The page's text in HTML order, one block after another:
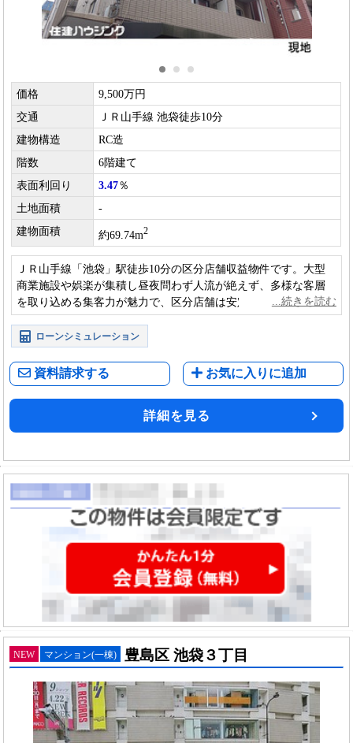
価格
9,500万円
交通
ＪＲ山手線 池袋徒歩10分
建物構造
RC造
階数
6階建て
表面利回り
3.47％
土地面積
-
建物面積
約69.74m2
ＪＲ山手線「池袋」駅徒歩10分の区分店舗収益物件です。大型
商業施設や娯楽が集積し昼夜問わず人流が絶えず、多様な客層
を取り込める集客力が魅力で、区分店舗は安定したテナント需
要と賃料収入により収益性が期待できる投資物件です。
ローンシミュレーション
資料請求する お気に入りに追加
詳細を見る
NEW マンション(一棟) 豊島区 池袋３丁目